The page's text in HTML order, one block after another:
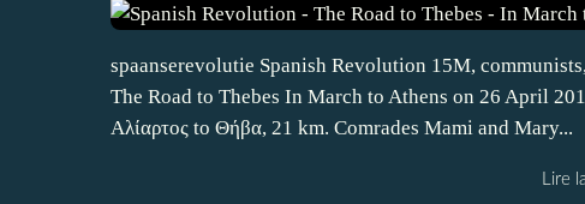
spaanserevolutie Spanish Revolution 15M,
The Road to Thebes In March to Athens on 26 April
Αλίαρτος to Θήβα, 21 km. Comrades Mami and Mary...
Lire